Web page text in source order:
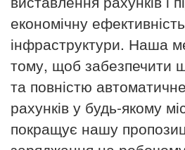
економічну
інфраструктури. Наша
тому, щоб забезпечити
та повністю
рахунків у будь-якому
покращує нашу